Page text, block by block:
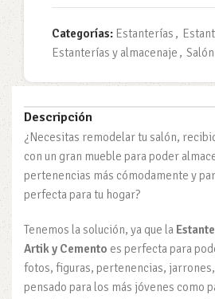
Categorías: Estanterías ,
Estanterías y almacenaje ,
Descripción
¿Necesitas remodelar tu salón,
con un gran mueble para poder
pertenencias más cómodamente y
perfecta para tu hogar?
Tenemos la solución, ya que la
Artik y Cemento es perfecta para
fotos, figuras, pertenencias,
pensado para los más jóvenes como